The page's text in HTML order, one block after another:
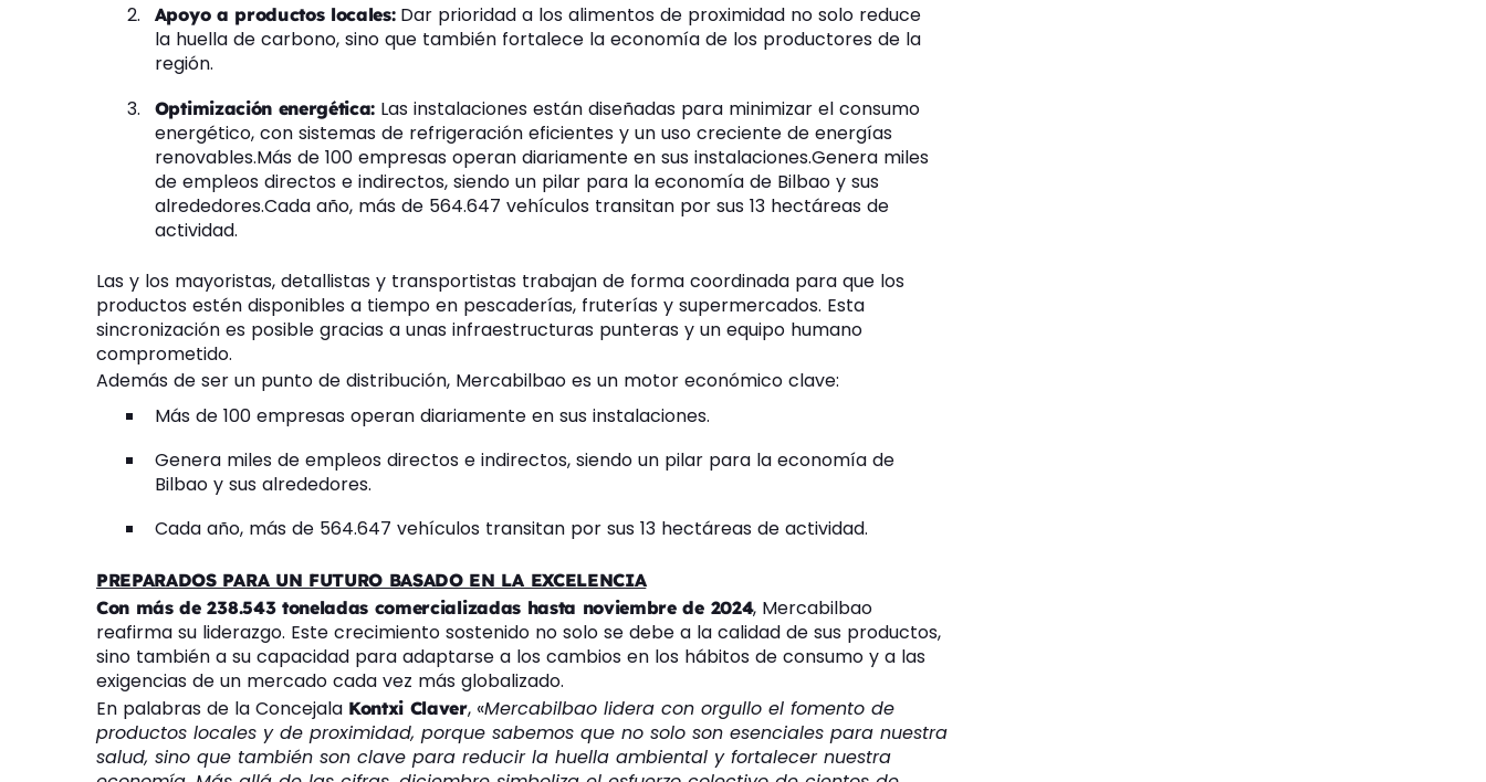
Apoyo a productos locales:Dar prioridad a los alimentos de proximidad no solo reduce
la huella de carbono, sino que también fortalece la economía de los productores de la
región.
Optimización energética: Las instalaciones están diseñadas para minimizar el consumo
energético, con sistemas de refrigeración eficientes y un uso creciente de energías
renovables.Más de 100 empresas operan diariamente en sus instalaciones.Genera miles
de empleos directos e indirectos, siendo un pilar para la economía de Bilbao y sus
alrededores.Cada año, más de 564.647 vehículos transitan por sus 13 hectáreas de
actividad.
Las y los mayoristas, detallistas y transportistas trabajan de forma coordinada para que los
productos estén disponibles a tiempo en pescaderías, fruterías y supermercados. Esta
sincronización es posible gracias a unas infraestructuras punteras y un equipo humano
comprometido.
Además de ser un punto de distribución, Mercabilbao es un motor económico clave:
Más de 100 empresas operan diariamente en sus instalaciones.
Genera miles de empleos directos e indirectos, siendo un pilar para la economía de
Bilbao y sus alrededores.
Cada año, más de 564.647 vehículos transitan por sus 13 hectáreas de actividad.
PREPARADOS PARA UN FUTURO BASADO EN LA EXCELENCIA
Con más de 238.543 toneladas comercializadas hasta noviembre de 2024, Mercabilbao
reafirma su liderazgo. Este crecimiento sostenido no solo se debe a la calidad de sus productos,
sino también a su capacidad para adaptarse a los cambios en los hábitos de consumo y a las
exigencias de un mercado cada vez más globalizado.
En palabras de la Concejala Kontxi Claver, «Mercabilbao lidera con orgullo el fomento de
productos locales y de proximidad, porque sabemos que no solo son esenciales para nuestra
salud, sino que también son clave para reducir la huella ambiental y fortalecer nuestra